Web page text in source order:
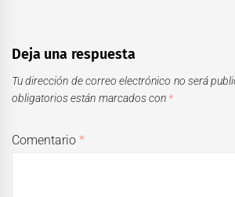
Deja una respuesta
Tu dirección de correo electrónico no será
obligatorios están marcados con *
Comentario*